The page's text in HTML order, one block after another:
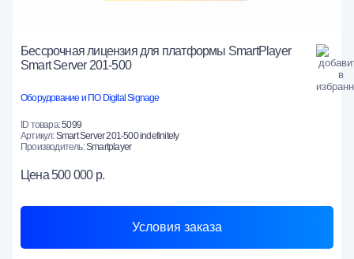
Бессрочная лицензия для платформы SmartPlayer
Smart Server 201-500
Оборудование и ПО Digital Signage
ID товара:5099
Артикул:Smart Server 201-500 indefinitely
Производитель:Smartplayer
Цена500 000 р.
Условия заказа